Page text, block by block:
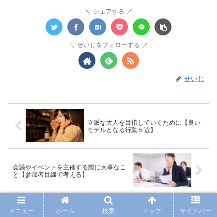
シェアする
せいじをフォローする
せいじ
立派な大人を目指していくために【良い
モデルとなる行動５選】
会議やイベントを主催する際に大事なこ
と【参加者目線で考える】
メニュー ホーム 検索 トップ サイドバー